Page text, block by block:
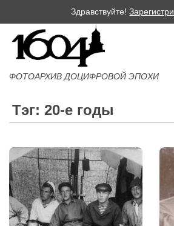
Здравствуйте!
ФОТОАРХИВ ДОЦИФРОВОЙ ЭПОХИ
Тэг: 20-е годы